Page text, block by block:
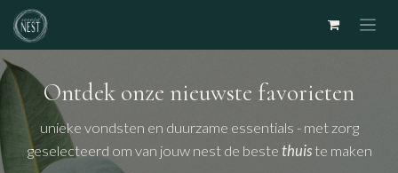
Overslaan naar inhoud
Ontdek onze nieuwste favorieten
unieke vondsten en duurzame essentials - met zorg
geselecteerd om van jouw nest de beste thuiste maken